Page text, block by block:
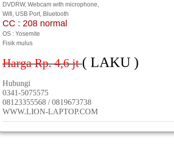
DVDRW, Webcam with microphone,
Wifi, USB Port, Bluetooth
CC : 208 normal
OS : Yosemite
Fisik mulus
Harga Rp. 4,6jt( LAKU )
Hubungi
0341-5075575
08123355568 / 0819673738
WWW.LION-LAPTOP.COM